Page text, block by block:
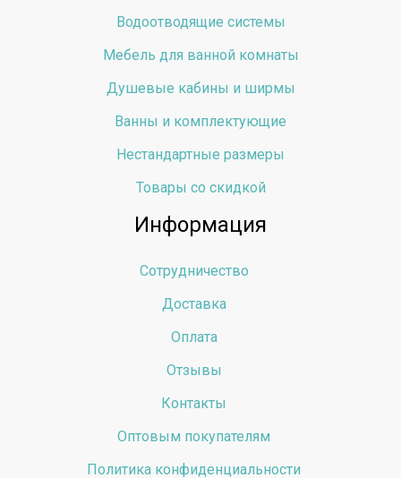
Водоотводящие системы
Мебель для ванной комнаты
Душевые кабины и ширмы
Ванны и комплектующие
Нестандартные размеры
Товары со скидкой
Информация
Сотрудничество
Доставка
Оплата
Отзывы
Контакты
Оптовым покупателям
Политика конфиденциальности